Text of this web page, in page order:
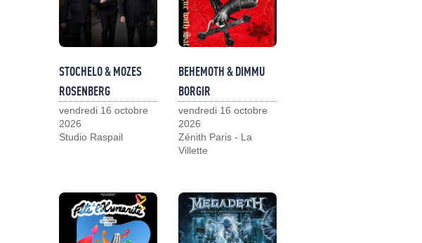
STOCHELO & MOZES
ROSENBERG
vendredi 16 octobre
2026
Studio Raspail
BEHEMOTH & DIMMU
BORGIR
vendredi 16 octobre
2026
Zénith Paris - La
Villette